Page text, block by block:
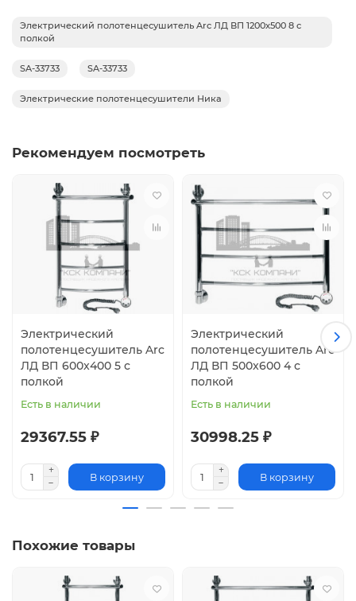
Электрический полотенцесушитель Arc ЛД ВП 1200x500 8 с
полкой
SA-33733 SA-33733
Электрические полотенцесушители Ника
Рекомендуем посмотреть
Электрический
полотенцесушитель Arc
ЛД ВП 600x400 5 с
полкой
Есть в наличии
29367.55 ₽
В корзину
Электрический
полотенцесушитель Arc
ЛД ВП 500x600 4 с
полкой
Есть в наличии
30998.25 ₽
В корзину
Похожие товары